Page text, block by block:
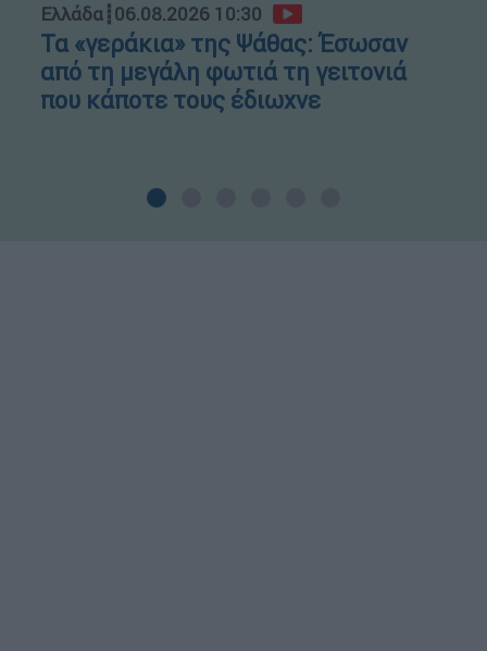
Ελλάδα┋06.08.2026 10:30
Τα «γεράκια» της Ψάθας: Έσωσαν
από τη μεγάλη φωτιά τη γειτονιά
που κάποτε τους έδιωχνε